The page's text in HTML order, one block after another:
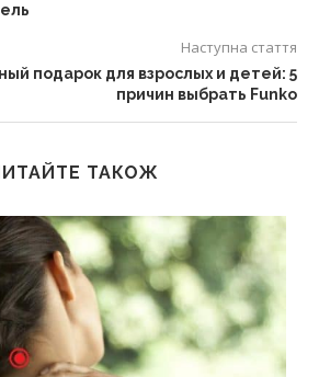
Наступна стаття
подарок для взрослых и детей: 5
причин выбрать Funko
ТАКОЖ